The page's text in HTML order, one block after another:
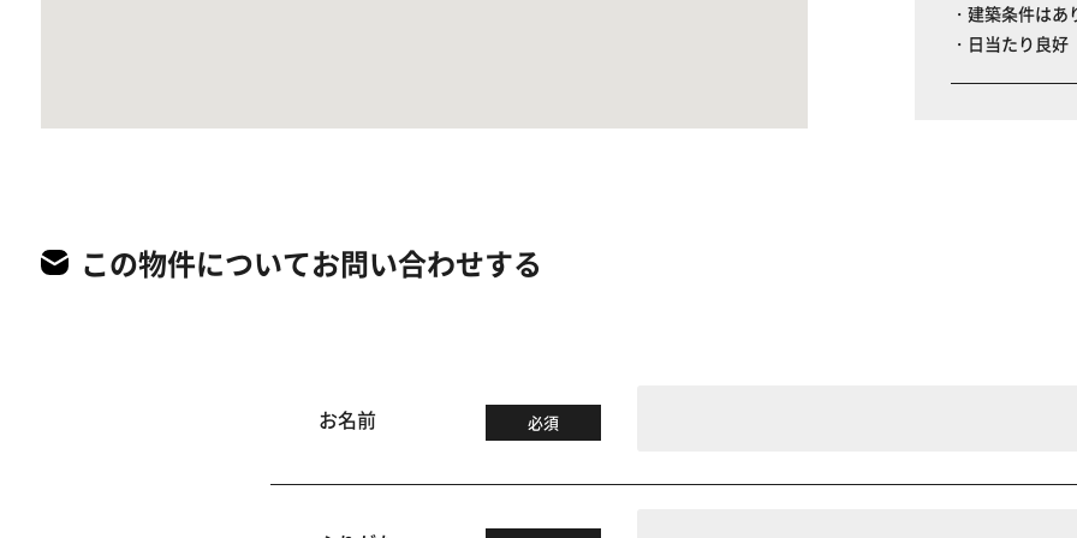
・建築条件はあ
・日当たり良好
この物件についてお問い合わせする
お名前 必須